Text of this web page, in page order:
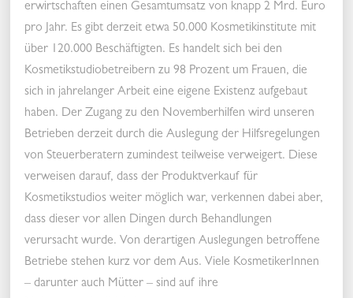
erwirtschaften einen Gesamtumsatz von knapp 2 Mrd. Euro
pro Jahr. Es gibt derzeit etwa 50.000 Kosmetikinstitute mit
über 120.000 Beschäftigten. Es handelt sich bei den
Kosmetikstudiobetreibern zu 98 Prozent um Frauen, die
sich in jahrelanger Arbeit eine eigene Existenz aufgebaut
haben. Der Zugang zu den Novemberhilfen wird unseren
Betrieben derzeit durch die Auslegung der Hilfsregelungen
von Steuerberatern zumindest teilweise verweigert. Diese
verweisen darauf, dass der Produktverkauf für
Kosmetikstudios weiter möglich war, verkennen dabei aber,
dass dieser vor allen Dingen durch Behandlungen
verursacht wurde. Von derartigen Auslegungen betroffene
Betriebe stehen kurz vor dem Aus. Viele KosmetikerInnen
– darunter auch Mütter – sind auf ihre